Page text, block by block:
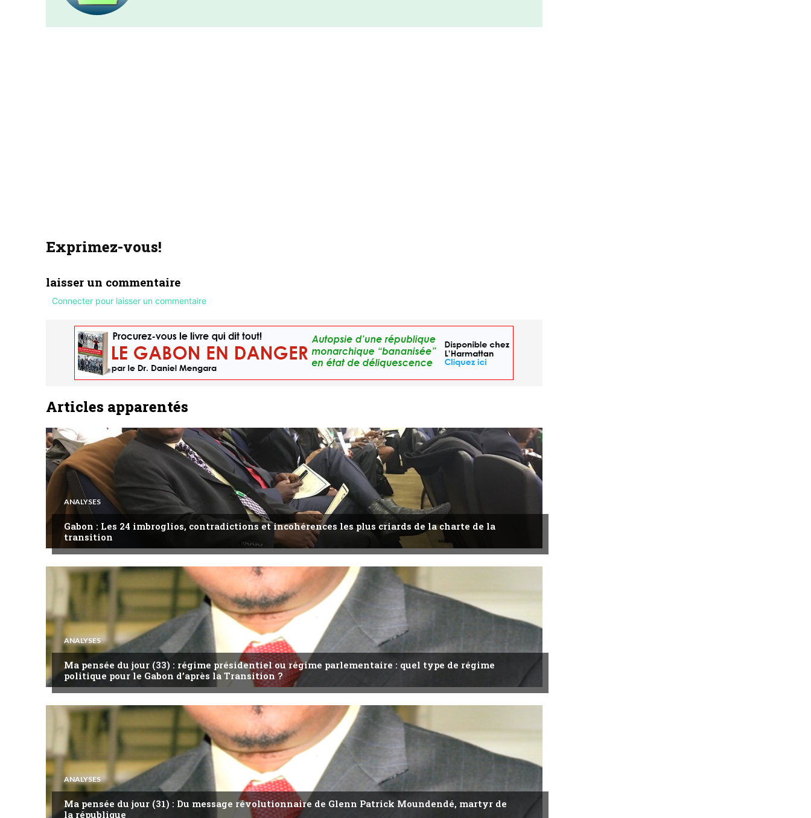
Exprimez-vous!
laisser un commentaire
Connecter pour laisser un commentaire
Articles apparentés
ANALYSES
Gabon : Les 24 imbroglios, contradictions et incohérences les plus criards de la charte de la
transition
ANALYSES
Ma pensée du jour (33) : régime présidentiel ou régime parlementaire : quel type de régime
politique pour le Gabon d’après la Transition ?
ANALYSES
Ma pensée du jour (31) : Du message révolutionnaire de Glenn Patrick Moundendé, martyr de
la république